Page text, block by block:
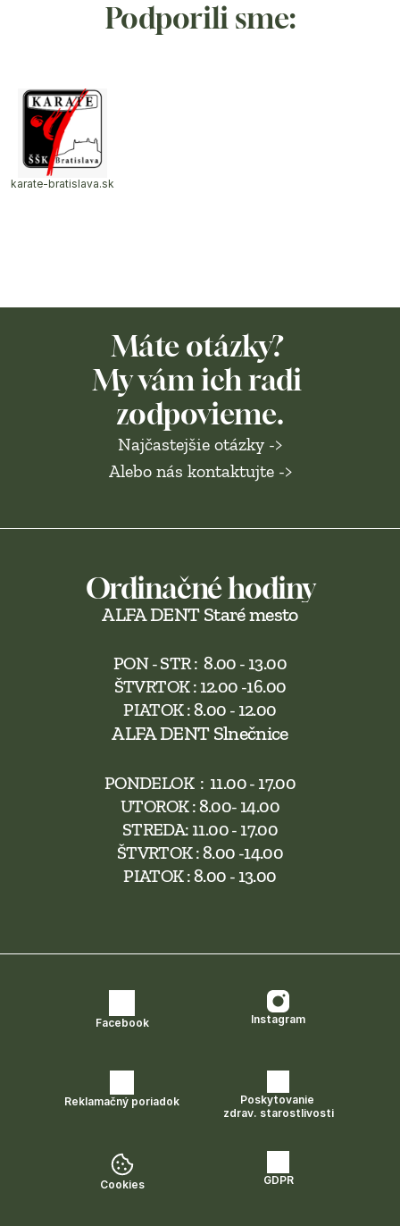
Podporili sme:
karate-bratislava.sk
Máte otázky?
My vám ich radi
zodpovieme.
Najčastejšie otázky ->
Alebo nás kontaktujte ->
Ordinačné hodiny
ALFA DENT Staré mesto
PON - STR :  8.00 - 13.00
ŠTVRTOK : 12.00 -16.00
PIATOK : 8.00 - 12.00
ALFA DENT Slnečnice
PONDELOK  :  11.00 - 17.00
UTOROK : 8.00- 14.00
STREDA: 11.00 - 17.00
ŠTVRTOK : 8.00 -14.00
PIATOK : 8.00 - 13.00
Facebook Instagram
Reklamačný poriadok
Poskytovanie
zdrav. starostlivosti
Cookies GDPR